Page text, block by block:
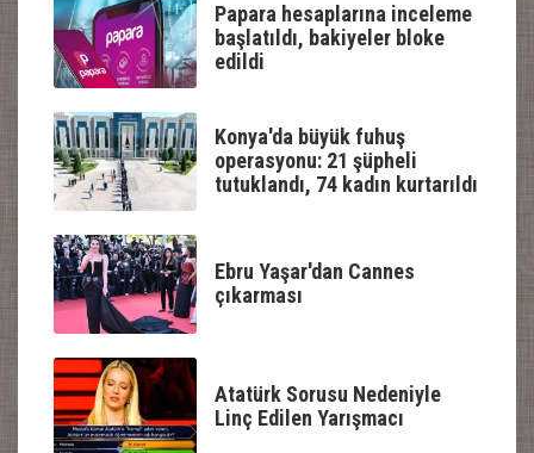
Papara hesaplarına inceleme
başlatıldı, bakiyeler bloke
edildi
Konya'da büyük fuhuş
operasyonu: 21 şüpheli
tutuklandı, 74 kadın kurtarıldı
Ebru Yaşar'dan Cannes
çıkarması
Atatürk Sorusu Nedeniyle
Linç Edilen Yarışmacı